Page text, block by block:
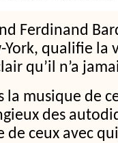
Ferdinand
York, qualifie la
qu’il n’a
la musique de
des
de ceux avec